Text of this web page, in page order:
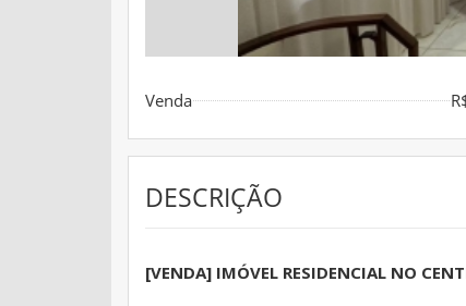
Venda
DESCRIÇÃO
[VENDA] IMÓVEL RESIDENCIAL NO